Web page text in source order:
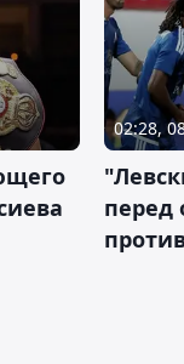
02:28,
перед